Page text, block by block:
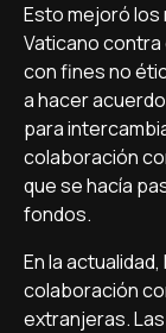
Esto mejoró los
Vaticano
con fines no
a hacer
para
colaboración
que se hacía
fondos.
En la
colaboración
extranjeras.